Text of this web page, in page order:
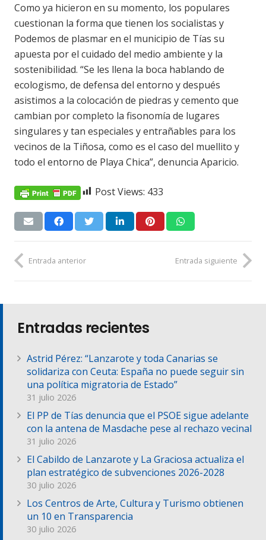
Como ya hicieron en su momento, los populares
cuestionan la forma que tienen los socialistas y
Podemos de plasmar en el municipio de Tías su
apuesta por el cuidado del medio ambiente y la
sostenibilidad. “Se les llena la boca hablando de
ecologismo, de defensa del entorno y después
asistimos a la colocación de piedras y cemento que
cambian por completo la fisonomía de lugares
singulares y tan especiales y entrañables para los
vecinos de la Tiñosa, como es el caso del muellito y
todo el entorno de Playa Chica”, denuncia Aparicio.
Post Views: 433
Entrada anterior Entrada siguiente
Entradas recientes
Astrid Pérez: “Lanzarote y toda Canarias se
solidariza con Ceuta: España no puede seguir sin
una política migratoria de Estado”
31 julio 2026
El PP de Tías denuncia que el PSOE sigue adelante
con la antena de Masdache pese al rechazo vecinal
31 julio 2026
El Cabildo de Lanzarote y La Graciosa actualiza el
plan estratégico de subvenciones 2026-2028
30 julio 2026
Los Centros de Arte, Cultura y Turismo obtienen
un 10 en Transparencia
30 julio 2026